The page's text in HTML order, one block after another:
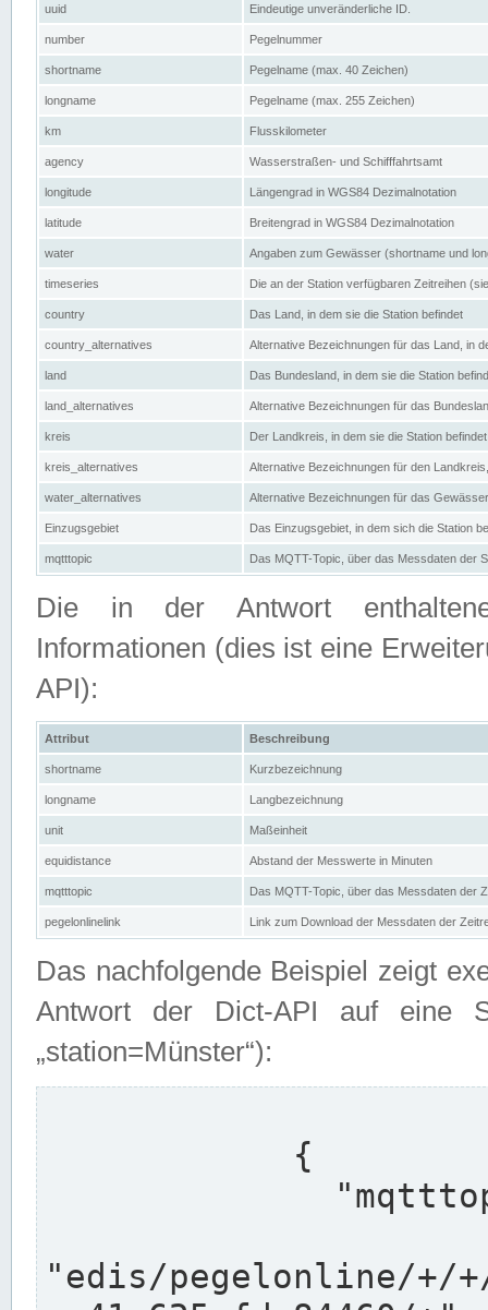
uuid Eindeutige unveränderliche ID.
number Pegelnummer
shortname Pegelname (max. 40 Zeichen)
longname Pegelname (max. 255 Zeichen)
km Flusskilometer
agency Wasserstraßen- und Schifffahrtsamt
longitude Längengrad in WGS84 Dezimalnotation
latitude Breitengrad in WGS84 Dezimalnotation
water Angaben zum Gewässer (shortname und
timeseries Die an der Station verfügbaren Zeitreihen
country Das Land, in dem sie die Station befindet
country_alternatives Alternative Bezeichnungen für das Land, in
land Das Bundesland, in dem sie die Station
land_alternatives Alternative Bezeichnungen für das
kreis Der Landkreis, in dem sie die Station befindet
kreis_alternatives Alternative Bezeichnungen für den
water_alternatives Alternative Bezeichnungen für das
Einzugsgebiet Das Einzugsgebiet, in dem sich die Station
mqtttopic Das MQTT-Topic, über das Messdaten der
Die in der Antwort
Informationen (dies ist eine
API):
Attribut Beschreibung
shortname Kurzbezeichnung
longname Langbezeichnung
unit Maßeinheit
equidistance Abstand der Messwerte in Minuten
mqtttopic Das MQTT-Topic, über das Messdaten der
pegelonlinelink Link zum Download der Messdaten der
Das nachfolgende Beispiel zeigt
Antwort der Dict-API auf eine
„station=Münster“):
"edis/pegelonline/+/